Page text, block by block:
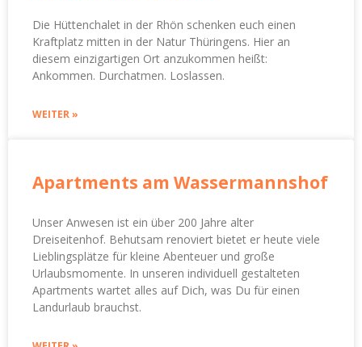
Die Hüttenchalet in der Rhön schenken euch einen
Kraftplatz mitten in der Natur Thüringens. Hier an
diesem einzigartigen Ort anzukommen heißt:
Ankommen. Durchatmen. Loslassen.
WEITER »
Apartments am Wassermannshof
Unser Anwesen ist ein über 200 Jahre alter
Dreiseitenhof. Behutsam renoviert bietet er heute viele
Lieblingsplätze für kleine Abenteuer und große
Urlaubsmomente. In unseren individuell gestalteten
Apartments wartet alles auf Dich, was Du für einen
Landurlaub brauchst.